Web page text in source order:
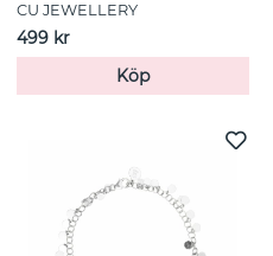
CU JEWELLERY
499 kr
Köp